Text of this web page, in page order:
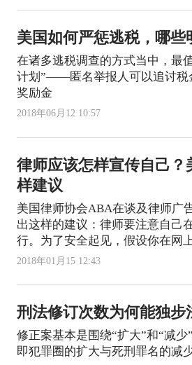
美国如何严惩逃税，哪些
在诸多逃税调查的方式当中，最
计划”——匿名举报人可以追讨税
奖励金
2018年06月12 10:57
律师应该怎样宣传自己？
样建议
美国律师协会ABA在谈及律师广
出这样的建议：律师要注意自己
行。为了安全起见，假设你在网
2018年01月15 12:43
刑法修订次数为何能独步
修正案基本是围绕“扩大”和“减少
即犯罪圈的扩大与死刑罪名的减